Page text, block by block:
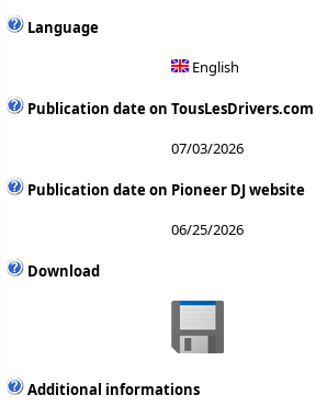
Language
English
Publication date on TousLesDrivers.com
07/03/2026
Publication date on Pioneer DJ website
06/25/2026
Download
Additional informations